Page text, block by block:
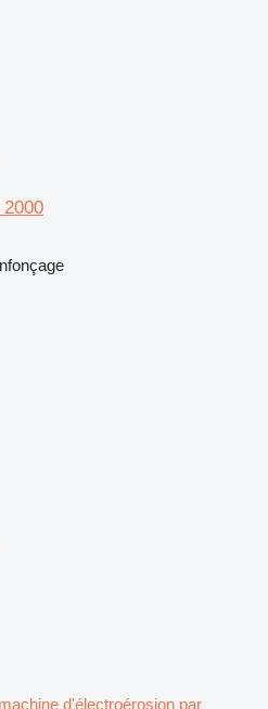
machine d'électroérosion par